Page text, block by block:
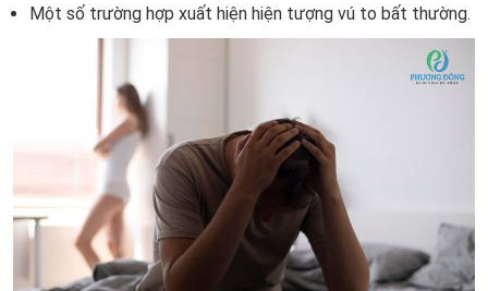
Một số trường hợp xuất hiện hiện tượng vú to bất thường.